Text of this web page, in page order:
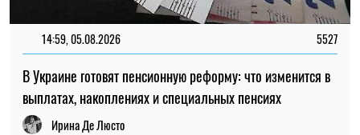
14:59, 05.08.2026 5527
В Украине готовят пенсионную реформу: что изменится в
выплатах, накоплениях и специальных пенсиях
Ирина Де Люсто